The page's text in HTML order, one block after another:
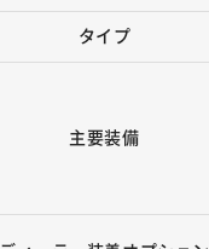
タイプ
主要装備